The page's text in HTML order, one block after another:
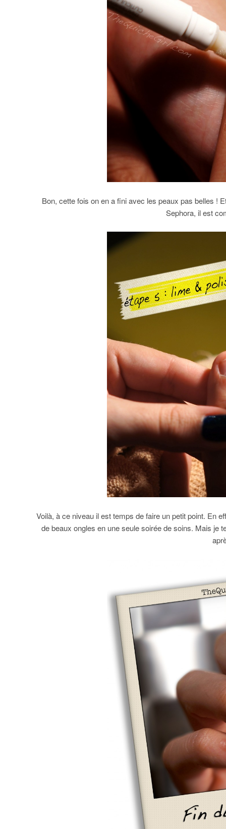
Bon, cette fois on en a fini avec les peaux pas belles !
Sephora, il est
Voilà, à ce niveau il est temps de faire un petit point. En
de beaux ongles en une seule soirée de soins. Mais je